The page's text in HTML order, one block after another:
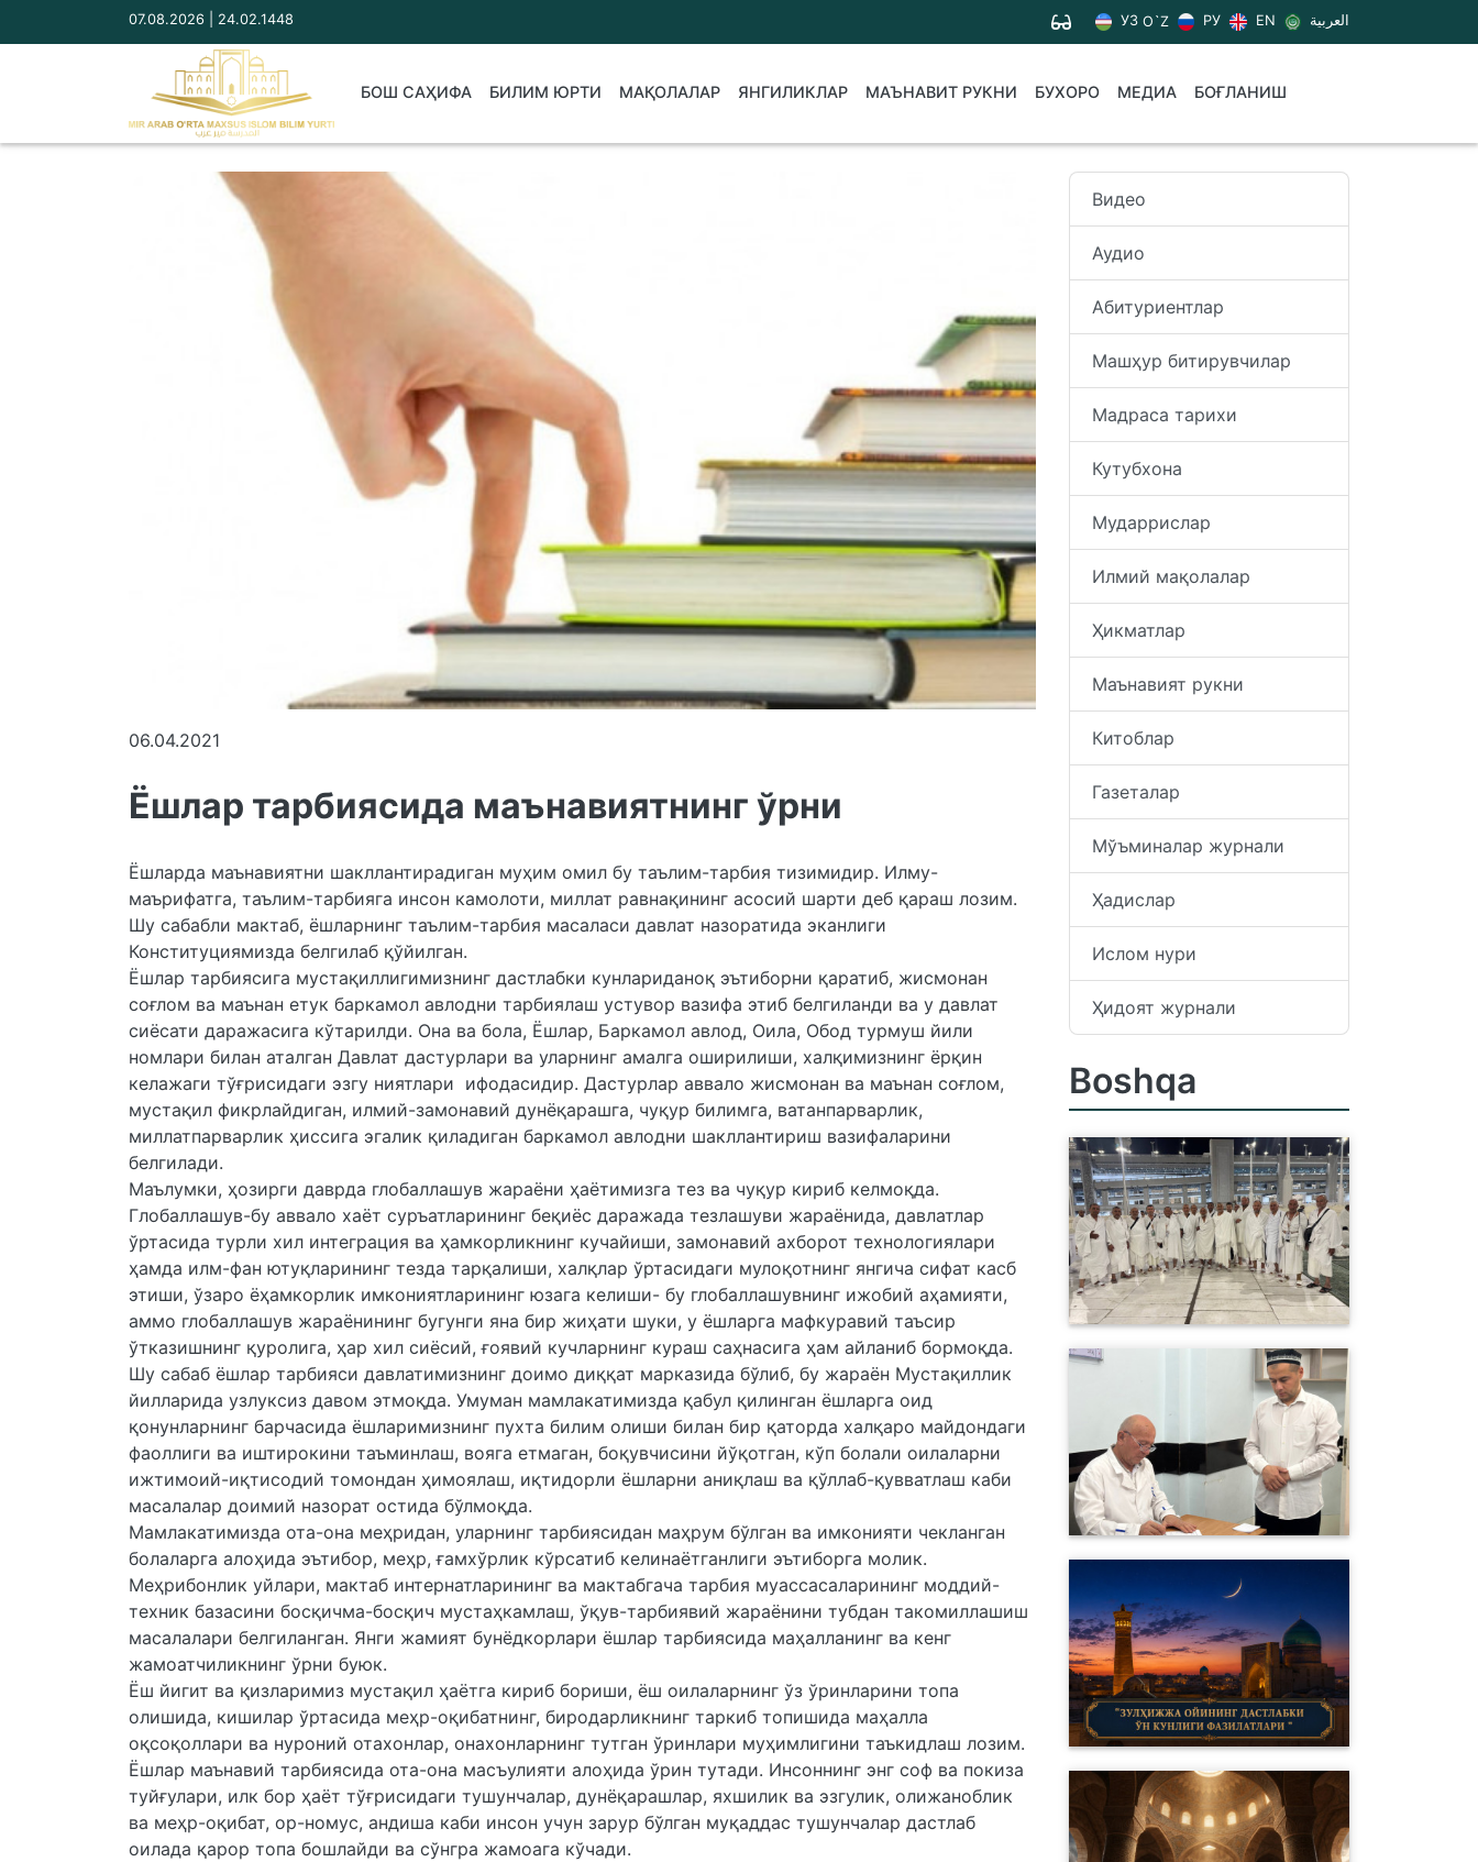
07.08.2026 | 24.02.1448 УЗ O`Z РУ EN العربية
БОШ САҲИФА БИЛИМ ЮРТИ МАҚОЛАЛАР ЯНГИЛИКЛАР МАЪНАВИТ РУКНИ БУХОРО МЕДИА БОҒЛАНИШ
06.04.2021
Ёшлар тарбиясида маънавиятнинг ўрни
Ёшларда маънавиятни шакллантирадиган муҳим омил бу таълим-тарбия тизимидир. Илму-
маърифатга, таълим-тарбияга инсон камолоти, миллат равнақининг асосий шарти деб қараш лозим.
Шу сабабли мактаб, ёшларнинг таълим-тарбия масаласи давлат назоратида эканлиги
Конституциямизда белгилаб қўйилган.
Ёшлар тарбиясига мустақиллигимизнинг дастлабки кунлариданоқ эътиборни қаратиб, жисмонан
соғлом ва маънан етук баркамол авлодни тарбиялаш устувор вазифа этиб белгиланди ва у давлат
сиёсати даражасига кўтарилди. Она ва бола, Ёшлар, Баркамол авлод, Оила, Обод турмуш йили
номлари билан аталган Давлат дастурлари ва уларнинг амалга оширилиши, халқимизнинг ёрқин
келажаги тўғрисидаги эзгу ниятлари ифодасидир. Дастурлар аввало жисмонан ва маънан соғлом,
мустақил фикрлайдиган, илмий-замонавий дунёқарашга, чуқур билимга, ватанпарварлик,
миллатпарварлик ҳиссига эгалик қиладиган баркамол авлодни шакллантириш вазифаларини
белгилади.
Маълумки, ҳозирги даврда глобаллашув жараёни ҳаётимизга тез ва чуқур кириб келмоқда.
Глобаллашув-бу аввало хаёт суръатларининг беқиёс даражада тезлашуви жараёнида, давлатлар
ўртасида турли хил интеграция ва ҳамкорликнинг кучайиши, замонавий ахборот технологиялари
ҳамда илм-фан ютуқларининг тезда тарқалиши, халқлар ўртасидаги мулоқотнинг янгича сифат касб
этиши, ўзаро ёҳамкорлик имкониятларининг юзага келиши- бу глобаллашувнинг ижобий аҳамияти,
аммо глобаллашув жараёнининг бугунги яна бир жиҳати шуки, у ёшларга мафкуравий таъсир
ўтказишнинг қуролига, ҳар хил сиёсий, ғоявий кучларнинг кураш саҳнасига ҳам айланиб бормоқда.
Шу сабаб ёшлар тарбияси давлатимизнинг доимо диққат марказида бўлиб, бу жараён Мустақиллик
йилларида узлуксиз давом этмоқда. Умуман мамлакатимизда қабул қилинган ёшларга оид
қонунларнинг барчасида ёшларимизнинг пухта билим олиши билан бир қаторда халқаро майдондаги
фаоллиги ва иштирокини таъминлаш, вояга етмаган, боқувчисини йўқотган, кўп болали оилаларни
ижтимоий-иқтисодий томондан ҳимоялаш, иқтидорли ёшларни аниқлаш ва қўллаб-қувватлаш каби
масалалар доимий назорат остида бўлмоқда.
Мамлакатимизда ота-она меҳридан, уларнинг тарбиясидан маҳрум бўлган ва имконияти чекланган
болаларга алоҳида эътибор, меҳр, ғамхўрлик кўрсатиб келинаётганлиги эътиборга молик.
Меҳрибонлик уйлари, мактаб интернатларининг ва мактабгача тарбия муассасаларининг моддий-
техник базасини босқичма-босқич мустаҳкамлаш, ўқув-тарбиявий жараёнини тубдан такомиллашиш
масалалари белгиланган. Янги жамият бунёдкорлари ёшлар тарбиясида маҳалланинг ва кенг
жамоатчиликнинг ўрни буюк.
Ёш йигит ва қизларимиз мустақил ҳаётга кириб бориши, ёш оилаларнинг ўз ўринларини топа
олишида, кишилар ўртасида меҳр-оқибатнинг, биродарликнинг таркиб топишида маҳалла
оқсоқоллари ва нуроний отахонлар, онахонларнинг тутган ўринлари муҳимлигини таъкидлаш лозим.
Ёшлар маънавий тарбиясида ота-она масъулияти алоҳида ўрин тутади. Инсоннинг энг соф ва покиза
туйғулари, илк бор ҳаёт тўғрисидаги тушунчалар, дунёқарашлар, яхшилик ва эзгулик, олижаноблик
ва меҳр-оқибат, ор-номус, андиша каби инсон учун зарур бўлган муқаддас тушунчалар дастлаб
оилада қарор топа бошлайди ва сўнгра жамоага кўчади.
Видео
Аудио
Абитуриентлар
Машҳур битирувчилар
Мадраса тарихи
Кутубхона
Мударрислар
Илмий мақолалар
Ҳикматлар
Маънавият рукни
Китоблар
Газеталар
Мўъминалар журнали
Ҳадислар
Ислом нури
Ҳидоят журнали
Boshqa